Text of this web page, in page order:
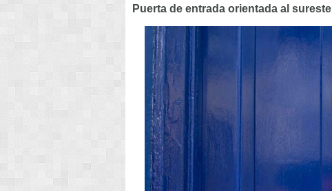
Puerta de entrada orientada al sureste